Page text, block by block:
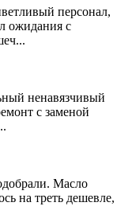
персонал,
ожидания с
ненавязчивый
с заменой
Масло
на треть дешевле,